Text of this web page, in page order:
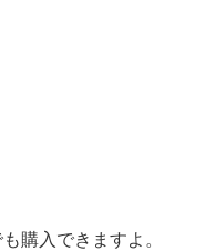
購入できますよ。